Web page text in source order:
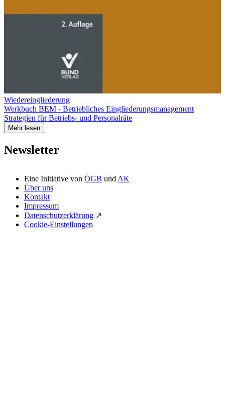
Wiedereingliederung
Werkbuch BEM - Betriebliches Eingliederungsmanagement
Strategien für Betriebs- und Personalräte
Mehr lesen
Newsletter
Eine Initiative von ÖGB undAK
Über uns
Kontakt
Impressum
Datenschutzerklärung ↗
Cookie-Einstellungen